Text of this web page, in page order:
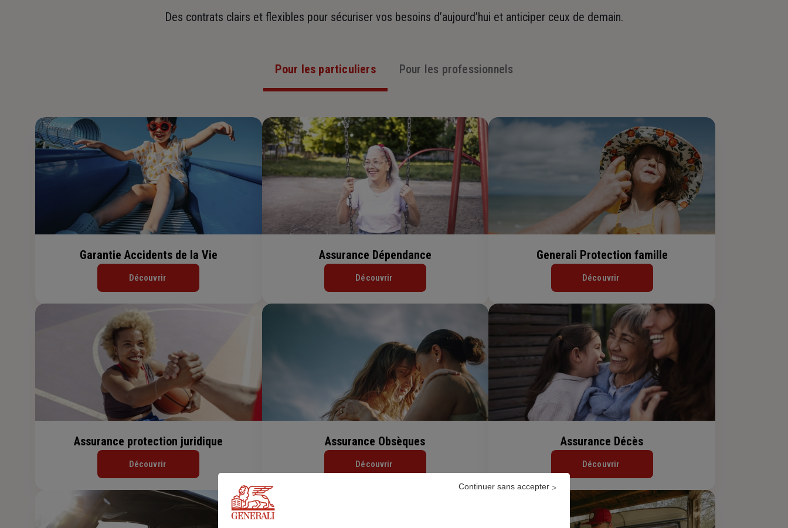
Des contrats clairs et flexibles pour sécuriser vos besoins d’aujourd’hui et anticiper ceux de demain.
Pour les particuliers Pour les professionnels
Garantie Accidents de la Vie
Découvrir
Assurance Dépendance
Découvrir
Generali Protection famille
Découvrir
Assurance protection juridique
Découvrir
Assurance Obsèques
Découvrir
Assurance Décès
Découvrir
Continuer sans accepter